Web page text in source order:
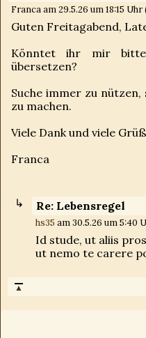
Franca am 29.5.26 um 18:15 Uhr
Guten Freitagabend,
Könntet ihr mir
übersetzen?
Suche immer zu
zu machen.
Viele Dank und viele
Franca
Re: Lebensregel
hs35 am 30.5.26 um 5:40
Id stude, ut aliis
ut nemo te carere
▲